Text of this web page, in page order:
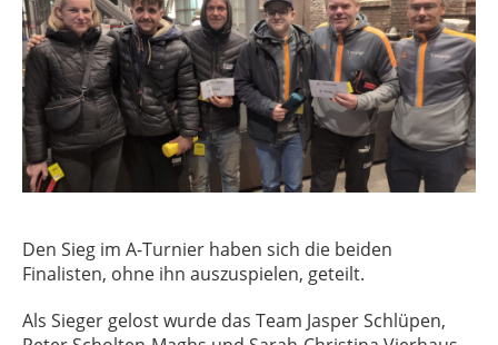
Den Sieg im A-Turnier haben sich die beiden
Finalisten, ohne ihn auszuspielen, geteilt.
Als Sieger gelost wurde das Team Jasper Schlüpen,